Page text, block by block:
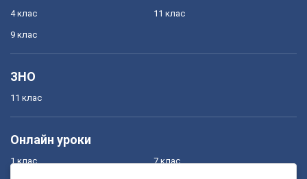
4 клас
9 клас
11 клас
ЗНО
11 клас
Онлайн уроки
1 клас 7 клас